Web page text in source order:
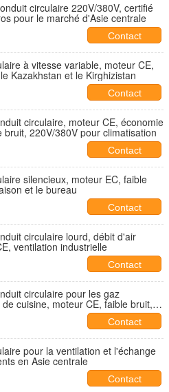
circulaire 220V/380V, certifié
pour le marché d'Asie centrale
Contact
à vitesse variable, moteur CE,
Kazakhstan et le Kirghizistan
Contact
circulaire, moteur CE, économie
bruit, 220V/380V pour climatisation
Contact
silencieux, moteur EC, faible
et le bureau
Contact
circulaire lourd, débit d'air
ventilation industrielle
Contact
circulaire pour les gaz
cuisine, moteur CE, faible bruit,
Contact
pour la ventilation et l'échange
en Asie centrale
Contact